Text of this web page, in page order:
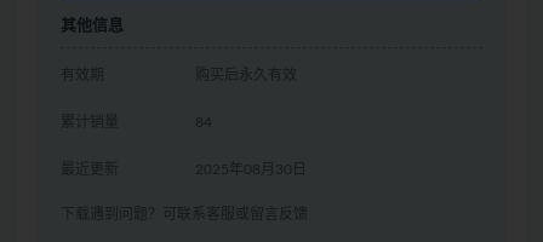
其他信息
有效期 购买后永久有效
累计销量 84
最近更新 2025年08月30日
下载遇到问题？可联系客服或留言反馈